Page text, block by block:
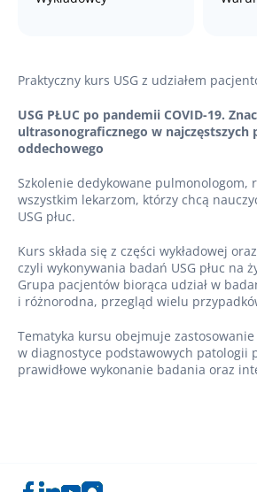
Praktyczny kurs USG z udziałem
USG PŁUC po pandemii COVID-19.
ultrasonograficznego w najczęstszych
oddechowego
Szkolenie dedykowane pulmonologom,
wszystkim lekarzom, którzy chcą
USG płuc.
Kurs składa się z części wykładowej
czyli wykonywania badań USG płuc na
Grupa pacjentów biorąca udział w
i różnorodna, przegląd wielu
Tematyka kursu obejmuje
w diagnostyce podstawowych patologii
prawidłowe wykonanie badania oraz